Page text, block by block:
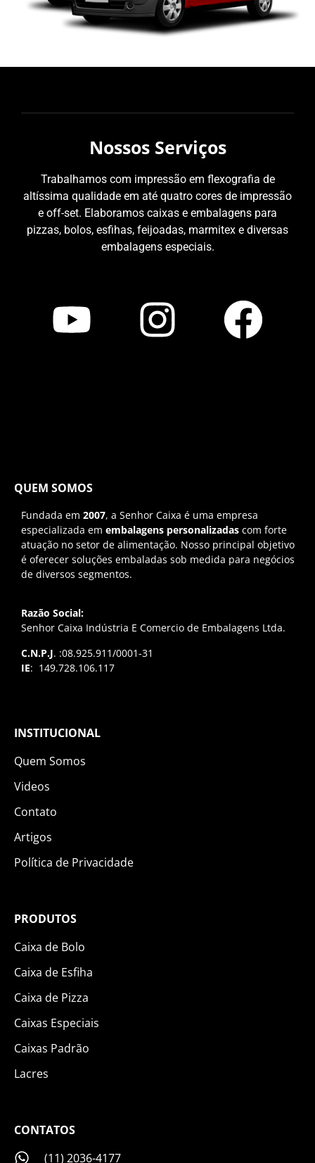
Nossos Serviços
Trabalhamos com impressão em flexografia de
altíssima qualidade em até quatro cores de impressão
e off-set. Elaboramos caixas e embalagens para
pizzas, bolos, esfihas, feijoadas, marmitex e diversas
embalagens especiais.
QUEM SOMOS
Fundada em 2007, a Senhor Caixa é uma empresa
especializada em embalagens personalizadas com forte
atuação no setor de alimentação. Nosso principal objetivo
é oferecer soluções embaladas sob medida para negócios
de diversos segmentos.
Razão Social:
Senhor Caixa Indústria E Comercio de Embalagens Ltda.
C.N.P.J. :08.925.911/0001-31
IE: 149.728.106.117
INSTITUCIONAL
Quem Somos
Videos
Contato
Artigos
Política de Privacidade
PRODUTOS
Caixa de Bolo
Caixa de Esfiha
Caixa de Pizza
Caixas Especiais
Caixas Padrão
Lacres
CONTATOS
(11) 2036-4177